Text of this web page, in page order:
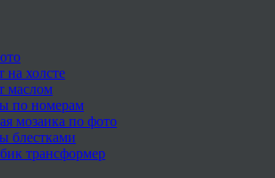
на холсте
маслом
по номерам
мозаика по фото
блестками
трансформер